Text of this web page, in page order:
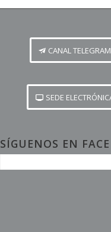
CANAL TELEGRAM
SEDE
SÍGUENOS EN